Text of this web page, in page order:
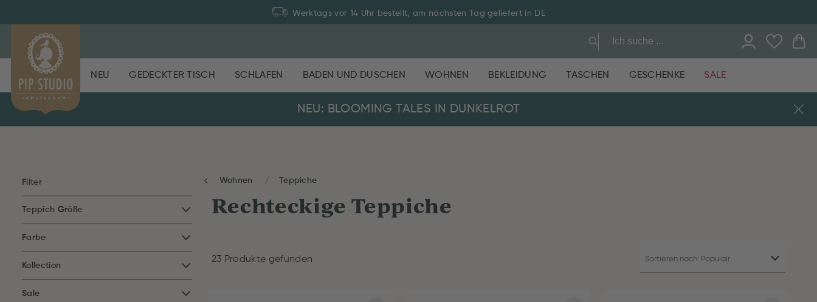
Werktags vor 14 Uhr bestellt, am nächsten Tag geliefert in DE
NEU GEDECKTER TISCH SCHLAFEN BADEN UND DUSCHEN WOHNEN BEKLEIDUNG TASCHEN GESCHENKE SALE
NEU: BLOOMING TALES IN DUNKELROT
Filter
Teppich Größe
Farbe
Kollection
Sale
Wohnen Teppiche
Rechteckige Teppiche
23 Produkte gefunden